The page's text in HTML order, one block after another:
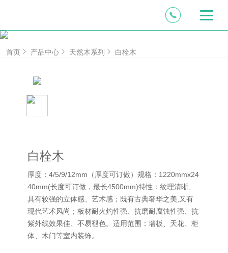
首页 产品中心 天然木系列 白栓木
白栓木
厚度：4/5/9/12mm（厚度可订做）规格：1220mmx24
40mm(长度可订做，最长4500mm)特性：纹理清晰、
具有较强的立体感、艺术感；既有古典奢华之美,又有
现代艺术风尚；板材耐火灼性强、抗磨耐腐蚀性强、抗
紫外线效果佳、不易褪色。适用范围：墙板、天花、柜
体、木门等室内装饰。